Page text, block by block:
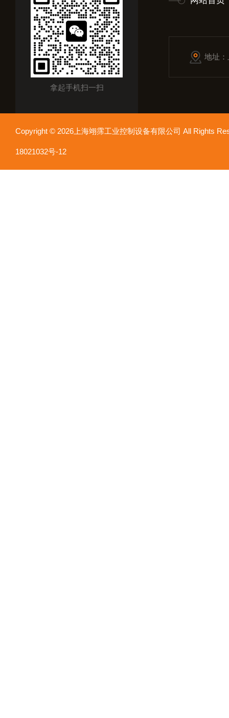
拿起手机扫一扫
地址
Copyright © 2026上海翊霈工业控制设备有限公司 All Rights
18021032号-12